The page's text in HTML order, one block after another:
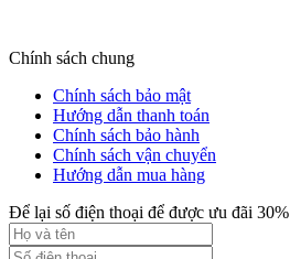
Chính sách chung
Chính sách bảo mật
Hướng dẫn thanh toán
Chính sách bảo hành
Chính sách vận chuyển
Hướng dẫn mua hàng
Để lại số điện thoại để được ưu đãi 30%